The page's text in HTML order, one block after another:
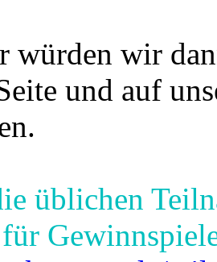
würden wir
und auf
üblichen